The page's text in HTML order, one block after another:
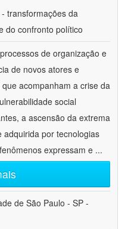
transformações da
do confronto político
de organização e
de novos atores e
acompanham a crise da
social
a ascensão da extrema
adquirida por tecnologias
expressam e ...
de São Paulo - SP -